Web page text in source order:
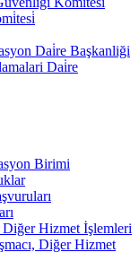
Dai̇re Başkanliği
Dai̇re
Birimi
Diğer Hizmet İşlemleri
Diğer Hizmet